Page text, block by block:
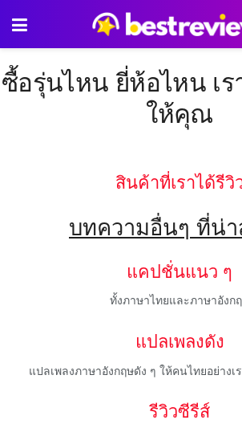
ซื้อรุ่นไหน ยี่ห้อไหน เ
ให้คุณ
สินค้าที่เราได้รีวิ
บทความอื่นๆ ที่น่
แคปชั่นแนว ๆ
ทั้งภาษาไทยและภาษาอังก
แปลเพลงดัง
แปลเพลงภาษาอังกฤษดัง ๆ ให้คนไทยอย่างเ
รีวิวซีรีส์